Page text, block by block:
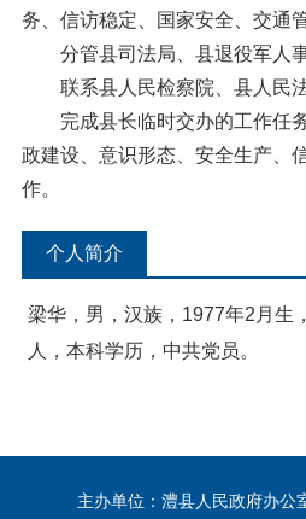
务、信访稳定、国家安全、交通
分管县司法局、县退役军人
联系县人民检察院、县人民
完成县长临时交办的工作任
政建设、意识形态、安全生产、
作。
个人简介
梁华，男，汉族，1977年2月生
人，本科学历，中共党员。
主办单位：澧县人民政府办公